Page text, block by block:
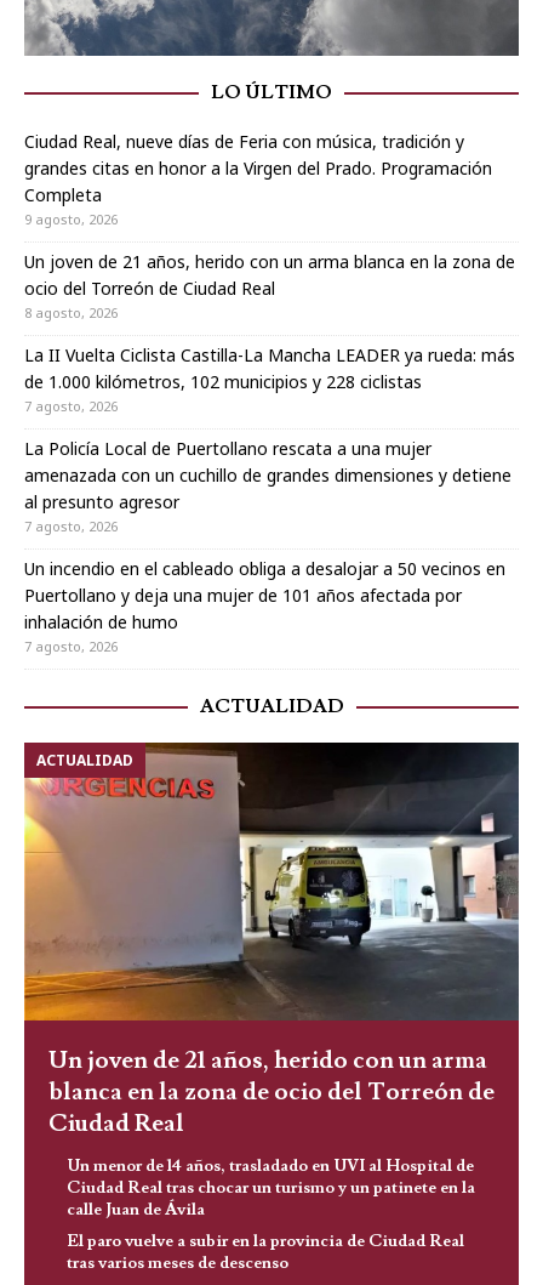
LO ÚLTIMO
Ciudad Real, nueve días de Feria con música, tradición y
grandes citas en honor a la Virgen del Prado. Programación
Completa
9 agosto, 2026
Un joven de 21 años, herido con un arma blanca en la zona de
ocio del Torreón de Ciudad Real
8 agosto, 2026
La II Vuelta Ciclista Castilla-La Mancha LEADER ya rueda: más
de 1.000 kilómetros, 102 municipios y 228 ciclistas
7 agosto, 2026
La Policía Local de Puertollano rescata a una mujer
amenazada con un cuchillo de grandes dimensiones y detiene
al presunto agresor
7 agosto, 2026
Un incendio en el cableado obliga a desalojar a 50 vecinos en
Puertollano y deja una mujer de 101 años afectada por
inhalación de humo
7 agosto, 2026
ACTUALIDAD
ACTUALIDAD
Un joven de 21 años, herido con un arma
blanca en la zona de ocio del Torreón de
Ciudad Real
Un menor de 14 años, trasladado en UVI al Hospital de
Ciudad Real tras chocar un turismo y un patinete en la
calle Juan de Ávila
El paro vuelve a subir en la provincia de Ciudad Real
tras varios meses de descenso